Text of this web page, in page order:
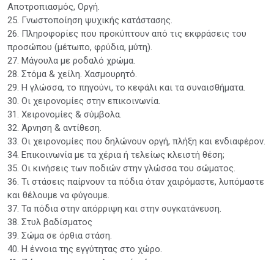
Αποτροπιασμός, Οργή.
25. Γνωστοποίηση ψυχικής κατάστασης.
26. Πληροφορίες που προκύπτουν από τις εκφράσεις του
προσώπου (μέτωπο, φρύδια, μύτη).
27. Μάγουλα με ροδαλό χρώμα.
28. Στόμα & χείλη. Χασμουρητό.
29. Η γλώσσα, το πηγούνι, το κεφάλι και τα συναισθήματα.
30. Οι χειρονομίες στην επικοινωνία.
31. Χειρονομίες & σύμβολα.
32. Άρνηση & αντίθεση.
33. Οι χειρονομίες που δηλώνουν οργή, πλήξη και ενδιαφέρον.
34. Επικοινωνία με τα χέρια ή τελείως κλειστή θέση;
35. Οι κινήσεις των ποδιών στην γλώσσα του σώματος.
36. Τι στάσεις παίρνουν τα πόδια όταν χαιρόμαστε, λυπόμαστε
και θέλουμε να φύγουμε.
37. Τα πόδια στην απόρριψη και στην συγκατάνευση.
38. Στυλ βαδίσματος
39. Σώμα σε όρθια στάση.
40. Η έννοια της εγγύτητας στο χώρο.